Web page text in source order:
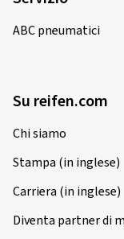
ABC pneumatici
Su reifen.com
Chi siamo
Stampa (in inglese)
Carriera (in inglese)
Diventa partner di